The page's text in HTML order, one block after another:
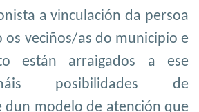
a vinculación da persoa
os veciños/as do municipio e
están arraigados a ese
posibilidades de
dun modelo de atención que